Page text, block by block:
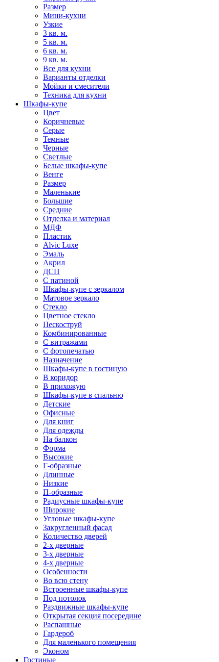
Размер
Мини-кухни
Узкие
3 кв. м.
5 кв. м.
6 кв. м.
9 кв. м.
Все для кухни
Варианты отделки
Мойки и смесители
Техника для кухни
Шкафы-купе
Цвет
Коричневые
Серые
Темные
Черные
Светлые
Белые шкафы-купе
Венге
Размер
Маленькие
Большие
Средние
Отделка и материал
МДФ
Пластик
Alvic Luxe
Эмаль
Акрил
ДСП
С патиной
Шкафы-купе с зеркалом
Матовое зеркало
Стекло
Цветное стекло
Пескоструй
Комбинированные
С витражами
С фотопечатью
Назначение
Шкафы-купе в гостиную
В коридор
В прихожую
Шкафы-купе в спальню
Детские
Офисные
Для книг
Для одежды
На балкон
Форма
Высокие
Г-образные
Длинные
Низкие
П-образные
Радиусные шкафы-купе
Широкие
Угловые шкафы-купе
Закругленный фасад
Количество дверей
2-х дверные
3-х дверные
4-х дверные
Особенности
Во всю стену
Встроенные шкафы-купе
Под потолок
Раздвижные шкафы-купе
Открытая секция посередине
Распашные
Гардероб
Для маленького помещения
Эконом
Гостиные